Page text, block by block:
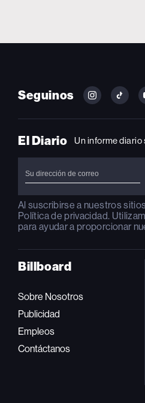
Seguinos
FOLLOW
ON
ON
El Diario Un informe diario
Al suscribirse a nuestros
Política de privacidad.
para ayudar a proporcionar
Billboard
Sobre Nosotros
Publicidad
Empleos
Contáctanos